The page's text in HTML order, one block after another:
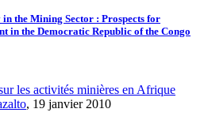
the Mining Sector : Prospects for
in the Democratic Republic of the Congo
les activités minières en Afrique
, 19 janvier 2010